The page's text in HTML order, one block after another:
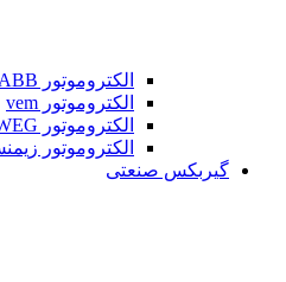
الکتروموتور ABB
الکتروموتور vem
الکتروموتور WEG
الکتروموتور
گیربکس صنعتی